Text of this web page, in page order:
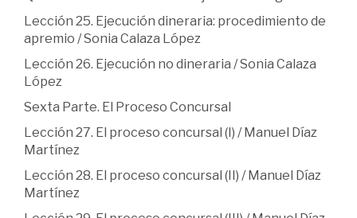
Lección 25. Ejecución dineraria: procedimiento de
apremio / Sonia Calaza López
Lección 26. Ejecución no dineraria / Sonia Calaza
López
Sexta Parte. El Proceso Concursal
Lección 27. El proceso concursal (I) / Manuel Díaz
Martínez
Lección 28. El proceso concursal (II) / Manuel Díaz
Martínez